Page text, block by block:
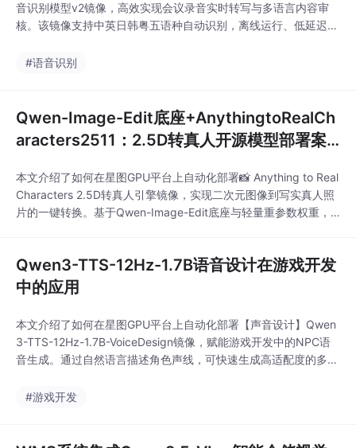
音识别模型v2镜像，高效实现会议录音实时转写与多语言内容审
核。该镜像支持中英日韩粤五语种自动识别，离线运行、低延迟响
提升业务处理效率与数据安全性。
#语音识别
Qwen-Image-Edit底座+AnythingtoRealCh
aracters2511：2.5D转真人开源模型部署案
本文介绍了如何在星图GPU平台上自动化部署📸 Anything to Real
Characters 2.5D转真人引擎镜像，实现二次元图像到写实真人照
片的一键转换。基于Qwen-Image-Edit底座与轻量重参数权重，
Qwen3-TTS-12Hz-1.7B语音设计在游戏开发
中的应用
本文介绍了如何在星图GPU平台上自动化部署【声音设计】Qwen
3-TTS-12Hz-1.7B-VoiceDesign镜像，赋能游戏开发中的NPC语
音生成。通过自然语言描述角色声线，可快速生成高适配度的多角
#游戏开发